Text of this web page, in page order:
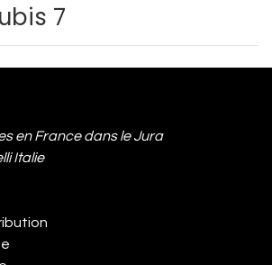
7
en France dans le Jura
Italie